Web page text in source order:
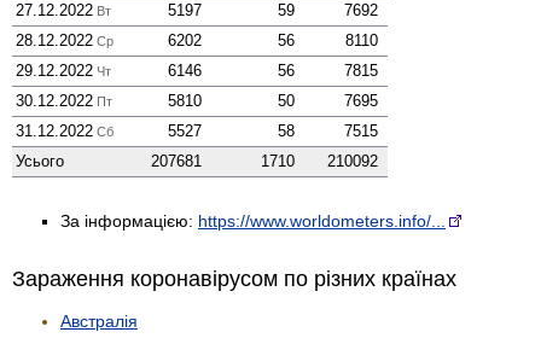
27.12.2022 Вт 5197 59
7692
28.12.2022 Ср 6202 56
8110
29.12.2022 Чт 6146 56
7815
30.12.2022 Пт 5810 50
7695
31.12.2022 Сб 5527 58
7515
Усього
207681 1710 210092
За інформацією: https://www.worldometers.info/...
Зараження коронавірусом по різних країнах
Австралія